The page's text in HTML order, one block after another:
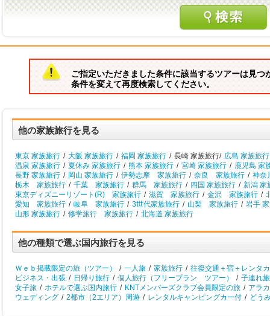
ご指定いただきました条件に該当するツアーは見つ
条件を変えて再度検索してください。
他の家族旅行を見る
東京 家族旅行 / 大阪 家族旅行 / 福岡 家族旅行 / 長崎 家族旅行/ 広島 家族旅行
温泉 家族旅行 / 夏休み 家族旅行 / 熊本 家族旅行 / 宮崎 家族旅行 / 鹿児島 家
長野 家族旅行 / 岡山 家族旅行 / 伊勢志摩 家族旅行 / 奈良 家族旅行 / 神奈
栃木 家族旅行 / 千葉 家族旅行 / 群馬 家族旅行 / 四国 家族旅行 / 新潟 家
東京ディズニーリゾート(R) 家族旅行 / 滋賀 家族旅行 / 金沢 家族旅行 /
愛知 家族旅行 / 岐阜 家族旅行 / 3世代家族旅行 / 山梨 家族旅行 / 岩手
山形 家族旅行 / 修学旅行 家族旅行 / 北海道 家族旅行
他の種類で選ぶ国内旅行を見る
Ｗｅｂ掲載限定の旅（ツアー） / 一人旅 / 家族旅行 / 往復交通＋宿＋レンタ
ビジネス・出張 / 日帰り旅行 / 個人旅行（フリープラン ツアー） / 子連れ
女子旅 / ホテルで選ぶ国内旅行 / KNTメンバーズクラブ会員限定の旅 / アラ
ウェディング / 2都市（2エリア）周遊 / レンタルキャンピングカー付 / どう